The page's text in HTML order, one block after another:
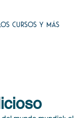
CURSOS Y MÁS